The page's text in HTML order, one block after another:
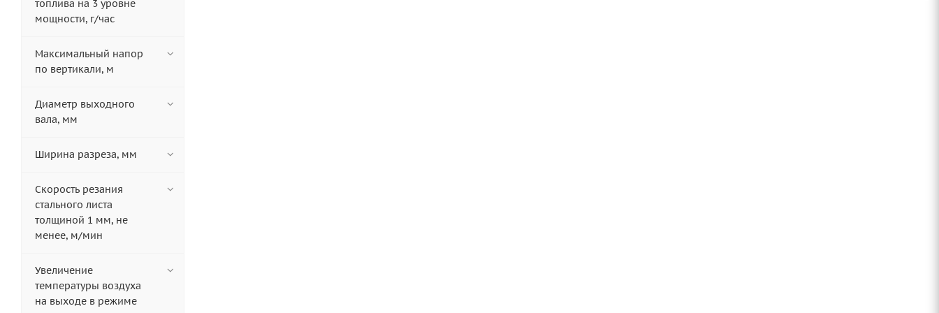
топлива на 3 уровне
мощности, г/час
Максимальный напор
по вертикали, м
Диаметр выходного
вала, мм
Ширина разреза, мм
Скорость резания
стального листа
толщиной 1 мм, не
менее, м/мин
Увеличение
температуры воздуха
на выходе в режиме